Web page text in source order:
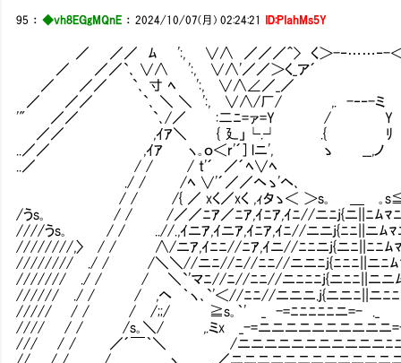
95 ：◆vh8EGgMQnE ：2024/10/07(月) 02:24:21 ID:PIahMs5Y
／ ／／ ﾑ ':, ∨∧ ／／／＾> く＞-‐……‐-
／ ／／`､ ∨∧ ':, ∨∧'／／＞く_ア´ |
／ ／／ `､ 寸 ﾍ ':, ∨∧∠／_／ ￣￣
／ ／／ `､ ＼ ＼ ':, ∨∧/厂/ ,. -‐‐-
'" ／／ `､/／ :二ﾆ=ァ=Y / Y ﾆﾆ
／／ ,ｲｱ＼ { 廴」└.┘ .{ ﾘ }ﾆﾘ
..／／ ,ｲｱ ヽ｡ｏ＜r'´] lニ', ゝ __,
..／ / / / t'´ ／´ﾍ∨ﾍ ,ｲ≧s｡`
./ / /ﾍ ∨'´／／ヘゝ'ヘ､ ｡sく＞`
/ / /{ ／ xく／xく ,ｨタゝ＜ ＞s｡ ＿ ｡s≦
/うs｡ / / /／／ﾆｱ／ﾆｱ,ｲﾆｱ,ｲﾆ//ニﾆj{ニ||ﾆﾑﾏﾆﾑ
////うs｡ / / ..//.,ｲニｱ,ｲニｱ,ｲﾆｱ,ｲﾆ//ニニj{ﾆﾆ||ニﾑﾏﾆ
////////,〉 / / ∧/ニｱ,ｲﾆﾆ//ﾆｱ,ｲニ//ﾆﾆニj{ニﾆ||ﾆﾆﾑﾏ
//////// ./ / /＼＼//ニﾆ//ﾆ//ﾆﾆ//ニニﾆj{ﾆﾆﾆ||ニﾆﾑﾏ
/////// ./ / / ＼`'マﾆ//ﾆ//ﾆﾆ//ニﾆﾆﾆj{ニﾆﾆ||ニニﾑ
////// ./ / / ,ヘ ｀ヽ､`'＜//ﾆﾆ//ニニニ.j{ニニﾆ||ニﾆﾆ
///// / / / /;;/ ≧s｡｀' _ -=ﾆﾆﾆﾆﾆニ=- ._
//// / / /s｡＼/ ,.ミx _-=ニニニニニニニニニ
/// / / ／´￣｀＼ /ニニニニニニニニニニニﾆﾆ=-
// / / / ヽ .／ニニニニニニニニニニニニニニ